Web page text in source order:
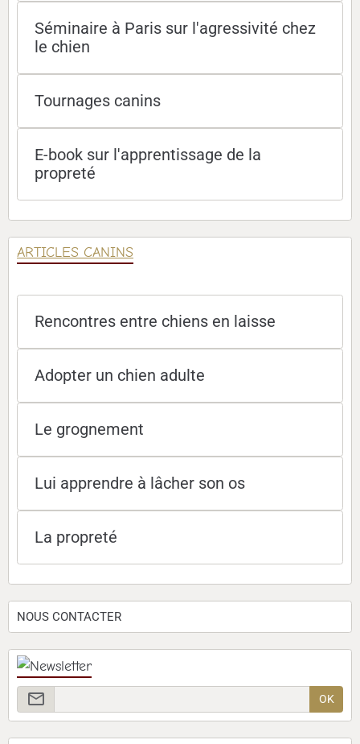
Séminaire à Paris sur l'agressivité chez
le chien
Tournages canins
E-book sur l'apprentissage de la
propreté
ARTICLES CANINS
Rencontres entre chiens en laisse
Adopter un chien adulte
Le grognement
Lui apprendre à lâcher son os
La propreté
NOUS CONTACTER
OK